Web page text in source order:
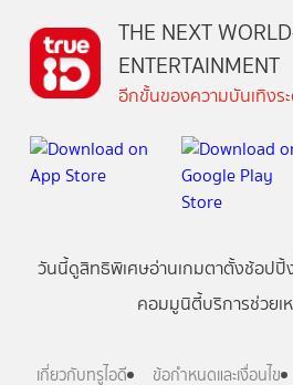
THE NEXT
ENTERTAINMENT
อีกขั้นของความบันเทิงร
วันนี้ดูสิทธิพิเศษอ่านเกมตาตั้งช้อปปิ้
คอมมูนิตี้บริการช่วยเ
เกี่ยวกับทรูไอดี ข้อกำหนดและเงื่อนไข